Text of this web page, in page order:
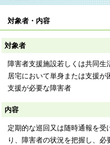
対象者・内容
対象者
障害者支援施設若しくは共同生
居宅において単身または支援が
支援が必要な障害者
内容
定期的な巡回又は随時通報を受
り、障害者の状況を把握し、